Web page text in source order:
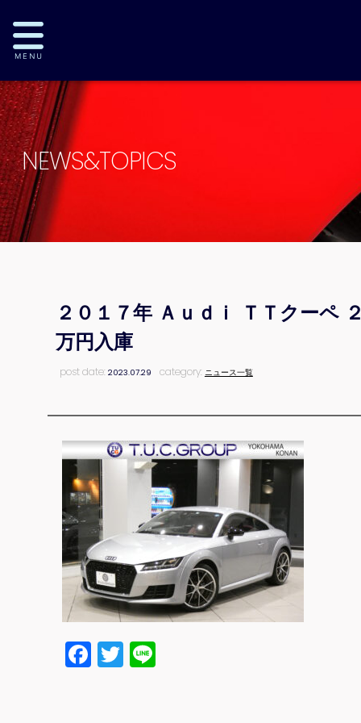
NEWS&TOPICS
２０１７年 Ａｕｄｉ ＴＴクー
万円入庫
post date:2023.07.29 category: ニュース一覧
Facebook
Twitter